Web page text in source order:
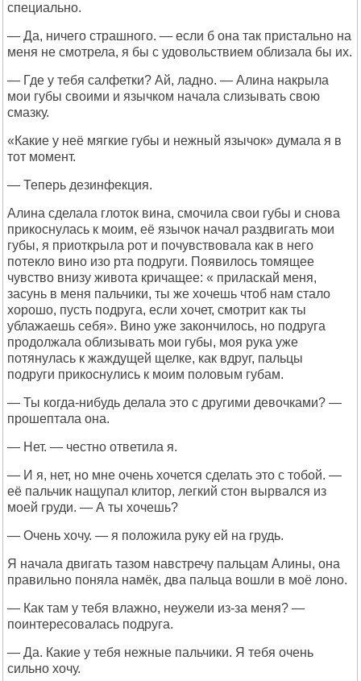
специально.
— Да, ничего страшного. — если б она так пристально на
меня не смотрела, я бы с удовольствием облизала бы их.
— Где у тебя салфетки? Ай, ладно. — Алина накрыла
мои губы своими и язычком начала слизывать свою
смазку.
«Какие у неё мягкие губы и нежный язычок» думала я в
тот момент.
— Теперь дезинфекция.
Алина сделала глоток вина, смочила свои губы и снова
прикоснулась к моим, её язычок начал раздвигать мои
губы, я приоткрыла рот и почувствовала как в него
потекло вино изо рта подруги. Появилось томящее
чувство внизу живота кричащее: « приласкай меня,
засунь в меня пальчики, ты же хочешь чтоб нам стало
хорошо, пусть подруга, если хочет, смотрит как ты
ублажаешь себя». Вино уже закончилось, но подруга
продолжала облизывать мои губы, моя рука уже
потянулась к жаждущей щелке, как вдруг, пальцы
подруги прикоснулись к моим половым губам.
— Ты когда-нибудь делала это с другими девочками? —
прошептала она.
— Нет. — честно ответила я.
— И я, нет, но мне очень хочется сделать это с тобой. —
её пальчик нащупал клитор, легкий стон вырвался из
моей груди. — А ты хочешь?
— Очень хочу. — я положила руку ей на грудь.
Я начала двигать тазом навстречу пальцам Алины, она
правильно поняла намёк, два пальца вошли в моё лоно.
— Как там у тебя влажно, неужели из-за меня? —
поинтересовалась подруга.
— Да. Какие у тебя нежные пальчики. Я тебя очень
сильно хочу.